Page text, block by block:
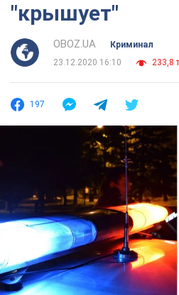
"крышует"
OBOZ.UA
Криминал
23.12.2020 16:10
233,8
197